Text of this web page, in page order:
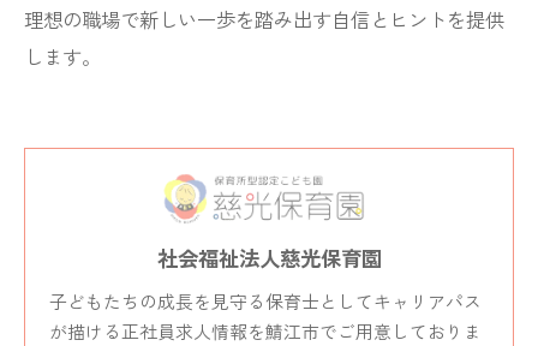
理想の職場で新しい一歩を踏み出す自信とヒントを提供
します。
社会福祉法人慈光保育園
子どもたちの成長を見守る保育士としてキャリアパス
が描ける正社員求人情報を鯖江市でご用意しておりま